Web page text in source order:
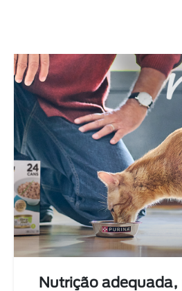
Nutrição